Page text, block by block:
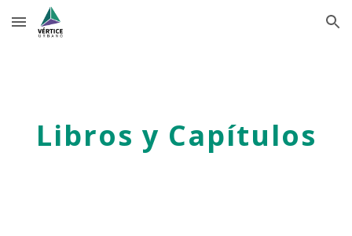
Skip to main content Skip to navigation
Libros y Capítulos